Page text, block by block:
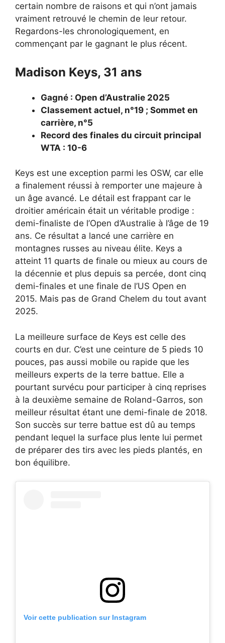
certain nombre de raisons et qui n’ont jamais
vraiment retrouvé le chemin de leur retour.
Regardons-les chronologiquement, en
commençant par le gagnant le plus récent.
Madison Keys, 31 ans
Gagné : Open d’Australie 2025
Classement actuel, n°19 ; Sommet en
carrière, n°5
Record des finales du circuit principal
WTA : 10-6
Keys est une exception parmi les OSW, car elle
a finalement réussi à remporter une majeure à
un âge avancé. Le détail est frappant car le
droitier américain était un véritable prodige :
demi-finaliste de l’Open d’Australie à l’âge de 19
ans. Ce résultat a lancé une carrière en
montagnes russes au niveau élite. Keys a
atteint 11 quarts de finale ou mieux au cours de
la décennie et plus depuis sa percée, dont cinq
demi-finales et une finale de l’US Open en
2015. Mais pas de Grand Chelem du tout avant
2025.
La meilleure surface de Keys est celle des
courts en dur. C’est une ceinture de 5 pieds 10
pouces, pas aussi mobile ou rapide que les
meilleurs experts de la terre battue. Elle a
pourtant survécu pour participer à cinq reprises
à la deuxième semaine de Roland-Garros, son
meilleur résultat étant une demi-finale de 2018.
Son succès sur terre battue est dû au temps
pendant lequel la surface plus lente lui permet
de préparer des tirs avec les pieds plantés, en
bon équilibre.
Voir cette publication sur Instagram